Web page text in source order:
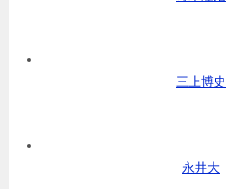
三上博史
永井大